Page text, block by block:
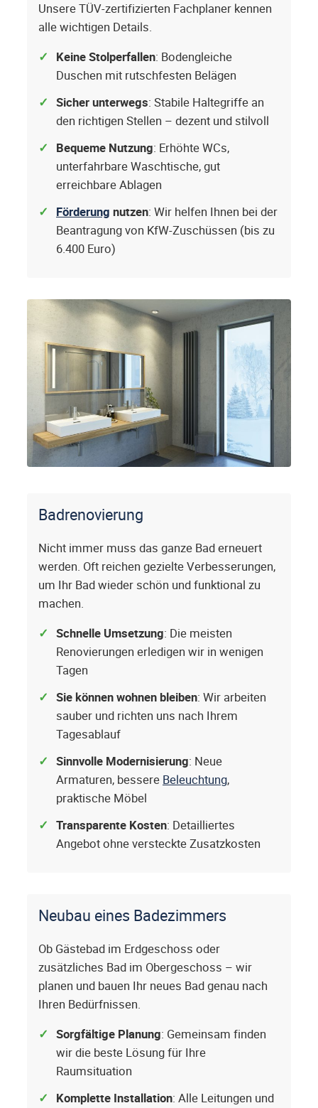
Unsere TÜV-zertifizierten Fachplaner kennen
alle wichtigen Details.
Keine Stolperfallen: Bodengleiche
Duschen mit rutschfesten Belägen
Sicher unterwegs: Stabile Haltegriffe an
den richtigen Stellen – dezent und stilvoll
Bequeme Nutzung: Erhöhte WCs,
unterfahrbare Waschtische, gut
erreichbare Ablagen
Förderung nutzen: Wir helfen Ihnen bei der
Beantragung von KfW-Zuschüssen (bis zu
6.400 Euro)
Badrenovierung
Nicht immer muss das ganze Bad erneuert
werden. Oft reichen gezielte Verbesserungen,
um Ihr Bad wieder schön und funktional zu
machen.
Schnelle Umsetzung: Die meisten
Renovierungen erledigen wir in wenigen
Tagen
Sie können wohnen bleiben: Wir arbeiten
sauber und richten uns nach Ihrem
Tagesablauf
Sinnvolle Modernisierung: Neue
Armaturen, bessere Beleuchtung,
praktische Möbel
Transparente Kosten: Detailliertes
Angebot ohne versteckte Zusatzkosten
Neubau eines Badezimmers
Ob Gästebad im Erdgeschoss oder
zusätzliches Bad im Obergeschoss – wir
planen und bauen Ihr neues Bad genau nach
Ihren Bedürfnissen.
Sorgfältige Planung: Gemeinsam finden
wir die beste Lösung für Ihre
Raumsituation
Komplette Installation: Alle Leitungen und